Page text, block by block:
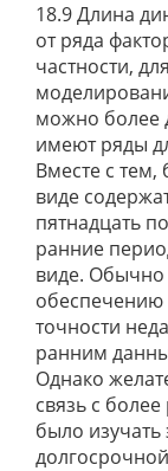
18.9 Длина
от ряда
частности,
можно более
имеют ряды
Вместе с
виде
пятнадцать
ранние
виде. Обычно
точности
ранним
Однако
связь с
было